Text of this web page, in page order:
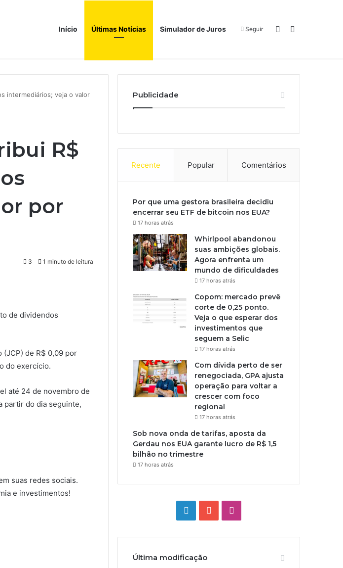
Início Últimas Notícias Simulador de Juros Seguir Switch skin
intermediários; veja o valor
R$
por
3 1 minuto de leitura
de dividendos
de R$ 0,09 por
do exercício.
até 24 de novembro de
partir do dia seguinte,
suas redes sociais.
e investimentos!
Publicidade
Recente Popular Comentários
Por que uma gestora brasileira decidiu
encerrar seu ETF de bitcoin nos EUA?
17 horas atrás
Whirlpool abandonou
suas ambições globais.
Agora enfrenta um
mundo de dificuldades
17 horas atrás
Copom: mercado prevê
corte de 0,25 ponto.
Veja o que esperar dos
investimentos que
seguem a Selic
17 horas atrás
Com dívida perto de ser
renegociada, GPA ajusta
operação para voltar a
crescer com foco
regional
17 horas atrás
Sob nova onda de tarifas, aposta da
Gerdau nos EUA garante lucro de R$ 1,5
bilhão no trimestre
17 horas atrás
LinkedinYouTube
Última modificação